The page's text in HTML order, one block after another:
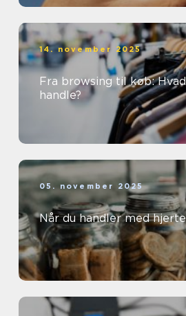
14. november 2025
Fra browsing til køb:
handle?
05. november 2025
Når du handler med